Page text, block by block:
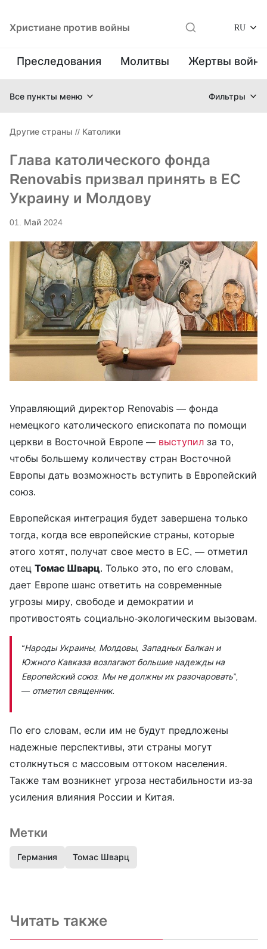
Христиане против войны RU
Преследования Молитвы Жертвы
Все пункты меню Фильтры
Другие страны // Католики
Глава католического фонда
Renovabis призвал принять в ЕС
Украину и Молдову
01. Май 2024
Управляющий директор Renovabis — фонда
немецкого католического епископата по помощи
церкви в Восточной Европе — выступил за то,
чтобы большему количеству стран Восточной
Европы дать возможность вступить в Европейский
союз.
Европейская интеграция будет завершена только
тогда, когда все европейские страны, которые
этого хотят, получат свое место в ЕС, — отметил
отец Томас Шварц. Только это, по его словам,
дает Европе шанс ответить на современные
угрозы миру, свободе и демократии и
противостоять социально-экологическим вызовам.
“Народы Украины, Молдовы, Западных Балкан и
Южного Кавказа возлагают большие надежды на
Европейский союз. Мы не должны их разочаровать”,
— отметил священник.
По его словам, если им не будут предложены
надежные перспективы, эти страны могут
столкнуться с массовым оттоком населения.
Также там возникнет угроза нестабильности из-за
усиления влияния России и Китая.
Метки
Германия Томас Шварц
Читать также